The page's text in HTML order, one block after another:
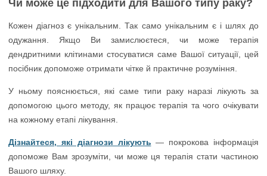
Чи може це підходити для Вашого типу раку?
Кожен діагноз є унікальним. Так само унікальним є і шлях до
одужання. Якщо Ви замислюєтеся, чи може терапія
дендритними клітинами стосуватися саме Вашої ситуації, цей
посібник допоможе отримати чітке й практичне розуміння.
У ньому пояснюється, які саме типи раку наразі лікують за
допомогою цього методу, як працює терапія та чого очікувати
на кожному етапі лікування.
Дізнайтеся, які діагнози лікують — покрокова інформація
допоможе Вам зрозуміти, чи може ця терапія стати частиною
Вашого шляху.